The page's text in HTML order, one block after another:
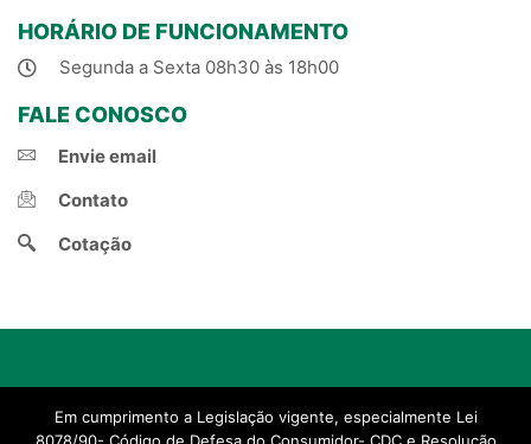
HORÁRIO DE FUNCIONAMENTO
Segunda a Sexta 08h30 às 18h00
FALE CONOSCO
Envie email
Contato
Cotação
Criado por Projeto Novo Corretor
Em cumprimento a Legislação vigente, especialmente Lei